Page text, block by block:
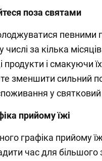
поза святами
певними
за кілька
і смакуючи
зменшити сильний
у святковий
прийому їжі
графіка прийому
час для більшого